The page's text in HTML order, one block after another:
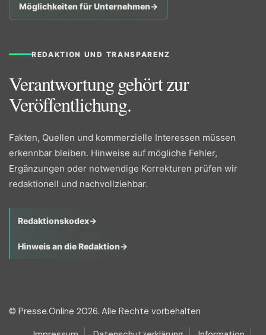
Möglichkeiten für Unternehmen→
REDAKTION UND TRANSPARENZ
Verantwortung gehört zur
Veröffentlichung.
Fakten, Quellen und kommerzielle Interessen müssen
erkennbar bleiben. Hinweise auf mögliche Fehler,
Ergänzungen oder notwendige Korrekturen prüfen wir
redaktionell und nachvollziehbar.
Redaktionskodex→
Hinweis an die Redaktion→
© Presse.Online 2026. Alle Rechte vorbehalten